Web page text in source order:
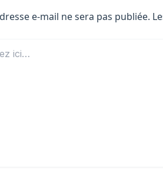
e-mail ne sera pas publiée.